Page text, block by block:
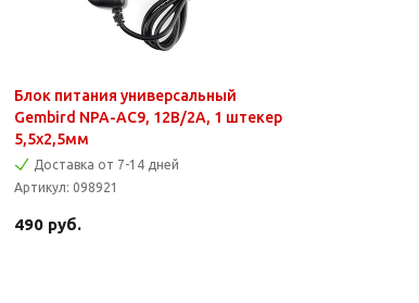
Блок питания универсальный
Gembird NPA-AC9, 12В/2А, 1 штекер
5,5х2,5мм
Доставка от 7-14 дней
Артикул: 098921
490руб.